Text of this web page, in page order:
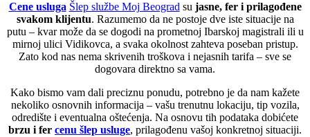
Cene usluga Šlep službe Moj Beograd su jasne, fer i prilagođene
svakom klijentu. Razumemo da ne postoje dve iste situacije na
putu – kvar može da se dogodi na prometnoj Ibarskoj magistrali ili u
mirnoj ulici Vidikovca, a svaka okolnost zahteva poseban pristup.
Zato kod nas nema skrivenih troškova i nejasnih tarifa – sve se
dogovara direktno sa vama.
Kako bismo vam dali preciznu ponudu, potrebno je da nam kažete
nekoliko osnovnih informacija – vašu trenutnu lokaciju, tip vozila,
odredište i eventualna oštećenja. Na osnovu tih podataka dobićete
brzu i fer cenu šlep usluge, prilagođenu vašoj konkretnoj situaciji.